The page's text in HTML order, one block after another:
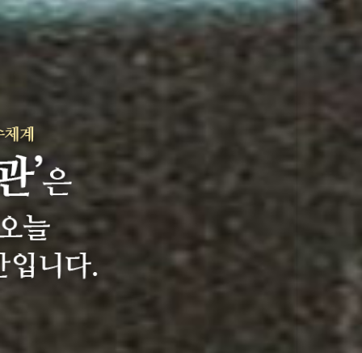
세계와 함께 한 KIHASA